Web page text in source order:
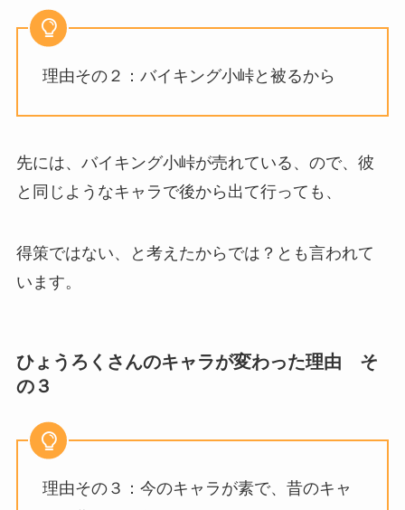
理由その２：バイキング小峠と被るから
先には、バイキング小峠が売れている、ので、彼
と同じようなキャラで後から出て行っても、
得策ではない、と考えたからでは？とも言われて
います。
ひょうろくさんのキャラが変わった理由 そ
の３
理由その３：今のキャラが素で、昔のキャ